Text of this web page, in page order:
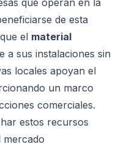
que operan en la
de esta
el material
a sus instalaciones sin
locales apoyan el
un marco
comerciales.
estos recursos
mercado